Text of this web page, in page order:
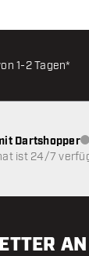
1-2 Tagen*
Dartshopper
ist 24/7
AN